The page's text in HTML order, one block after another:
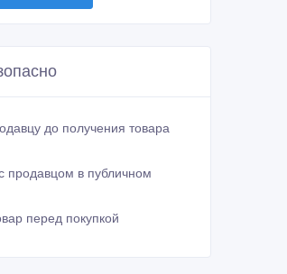
до получения товара
продавцом в публичном
перед покупкой